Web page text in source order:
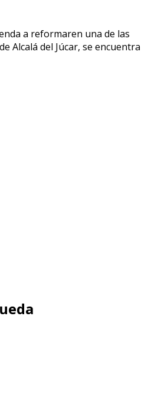
a reformaren una de las
Alcalá del Júcar, se encuentra